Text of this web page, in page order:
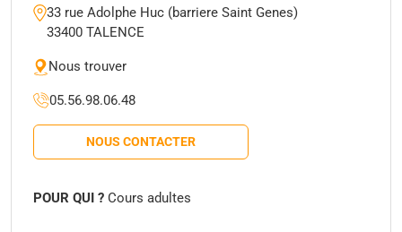
33 rue Adolphe Huc (barriere Saint Genes)
33400 TALENCE
Nous trouver
05.56.98.06.48
NOUS CONTACTER
POUR QUI ? Cours adultes